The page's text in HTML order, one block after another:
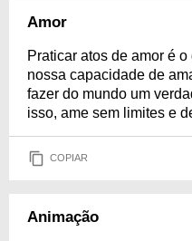
Amor
Praticar atos de amor é
nossa capacidade de
fazer do mundo um
isso, ame sem limites e
COPIAR
Animação